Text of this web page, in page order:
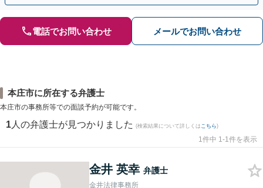
電話でお問い合わせ メールでお問い合わせ
本庄市に所在する弁護士
本庄市の事務所等での面談予約が可能です。
1 人の弁護士が見つかりました (検索結果について詳しくは こちら)
1件中 1-1件を表示
金井 英幸 弁護士
金井法律事務所